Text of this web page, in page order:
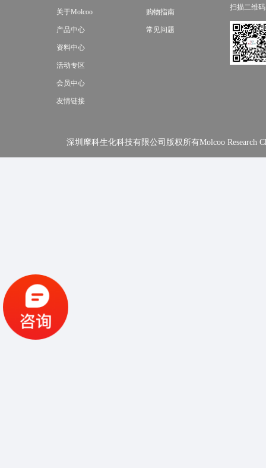
关于Molcoo
产品中心
资料中心
活动专区
会员中心
友情链接
购物指南
常见问题
扫描二维
深圳摩科生化科技有限公司版权所有Molcoo Research